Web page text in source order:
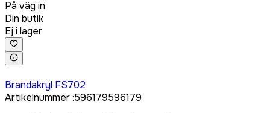
På väg in
Din butik
Ej i lager
Brandakryl FS702
Artikelnummer:596179596179